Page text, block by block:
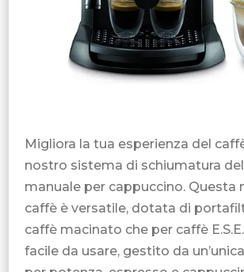
Migliora la tua esperienza del
nostro sistema di schiumatura
manuale per cappuccino. Questa
caffè è versatile, dotata di
caffè macinato che per caffè
facile da usare, gestito da